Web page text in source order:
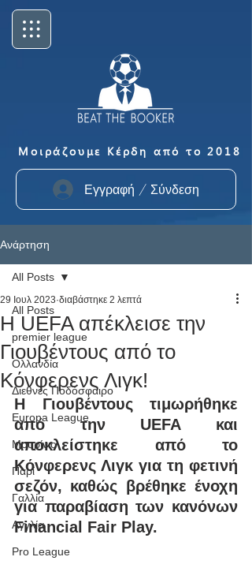
Μοιράζουμε Κέρδη από το 2018
Εγγραφή / Σύνδεση
Ανάρτηση
All Posts
premier league
Ολλανδία
Διεθνές Ποδόσφαιρο
Europa League
Μουρίνιο
Παρί
Γαλλία
Αγγλία
Pro League
All Posts
Η UEFA απέκλεισε την
Γιουβέντους από το
Κόνφερενς Λιγκ!
29 Ιουλ 2023 διαβάστηκε 2 λεπτά
Η Γιουβέντους τιμωρήθηκε
από την UEFA και
αποκλείστηκε από το
Κόνφερενς Λιγκ για τη φετινή
σεζόν, καθώς βρέθηκε ένοχη
για παραβίαση των κανόνων
Financial Fair Play.